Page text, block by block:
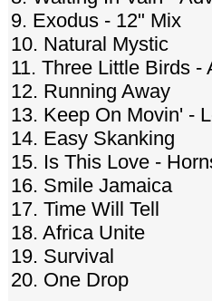
9. Exodus - 12" Mix
10. Natural Mystic
11. Three Little Birds -
12. Running Away
13. Keep On Movin' -
14. Easy Skanking
15. Is This Love -
16. Smile Jamaica
17. Time Will Tell
18. Africa Unite
19. Survival
20. One Drop